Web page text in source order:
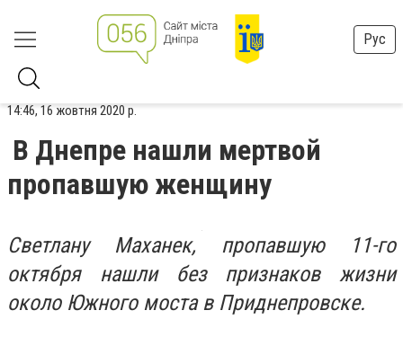
Рус
14:46, 16 жовтня 2020 р.
В Днепре нашли мертвой
пропавшую женщину
Светлану Маханек, пропавшую 11-го
октября нашли без признаков жизни
около Южного моста в Приднепровске.